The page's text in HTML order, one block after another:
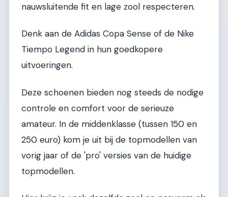
nauwsluitende fit en lage zool respecteren.
Denk aan de Adidas Copa Sense of de Nike
Tiempo Legend in hun goedkopere
uitvoeringen.
Deze schoenen bieden nog steeds de nodige
controle en comfort voor de serieuze
amateur. In de middenklasse (tussen 150 en
250 euro) kom je uit bij de topmodellen van
vorig jaar of de 'pro' versies van de huidige
topmodellen.